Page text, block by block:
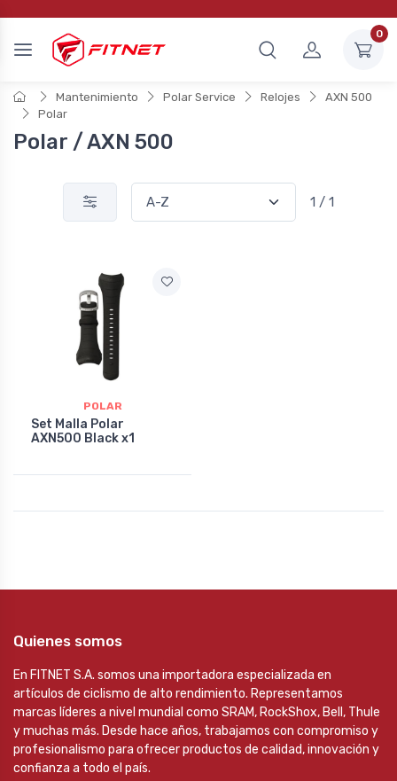
0
Mantenimiento Polar Service Relojes
AXN 500
Polar
Polar / AXN 500
1 / 1
POLAR
Set Malla Polar
AXN500 Black x1
Quienes somos
En FITNET S.A. somos una importadora especializada en
artículos de ciclismo de alto rendimiento. Representamos
marcas líderes a nivel mundial como SRAM, RockShox, Bell, Thule
y muchas más. Desde hace años, trabajamos con compromiso y
profesionalismo para ofrecer productos de calidad, innovación y
confianza a todo el país.